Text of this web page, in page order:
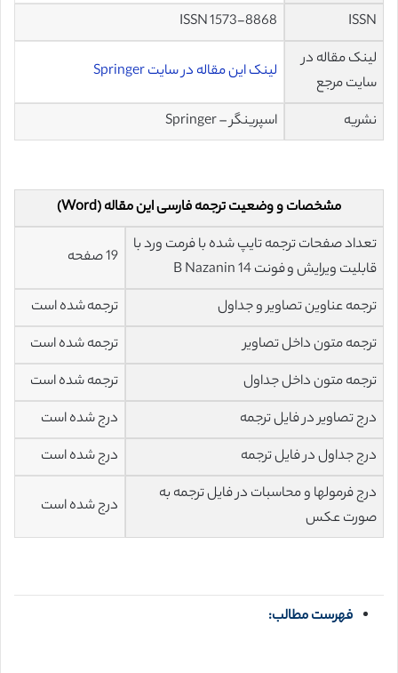
ISSN
ISSN 1573-8868
لینک مقاله در
سایت مرجع
لینک این مقاله در سایت Springer
نشریه اسپرینگر – Springer
مشخصات و وضعیت ترجمه فارسی این مقاله (Word)
تعداد صفحات ترجمه تایپ شده با فرمت ورد با
قابلیت ویرایش و فونت 14 B Nazanin
19 صفحه
ترجمه عناوین تصاویر و جداول
ترجمه شده است
ترجمه متون داخل تصاویر
ترجمه شده است
ترجمه متون داخل جداول
ترجمه شده است
درج تصاویر در فایل ترجمه
درج شده است
درج جداول در فایل ترجمه
درج شده است
درج فرمولها و محاسبات در فایل ترجمه به
صورت عکس
درج شده است
فهرست مطالب: